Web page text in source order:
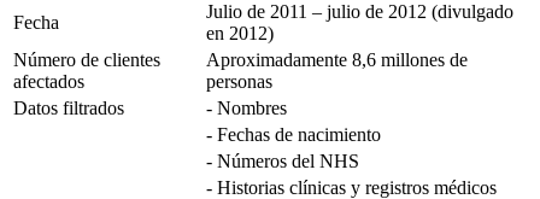
Fecha
Julio de 2011 – julio de 2012 (divulgado
en 2012)
Número de clientes
afectados
Aproximadamente 8,6 millones de
personas
Datos filtrados
- Nombres
- Fechas de nacimiento
- Números del NHS
- Historias clínicas y registros médicos